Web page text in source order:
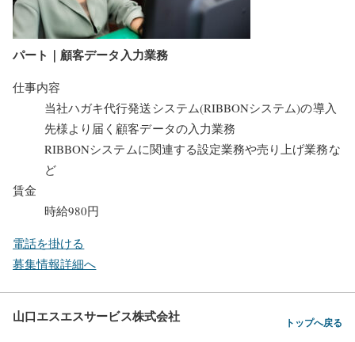
パート｜顧客データ入力業務
仕事内容
当社ハガキ代行発送システム(RIBBONシステム)の導入
先様より届く顧客データの入力業務
RIBBONシステムに関連する設定業務や売り上げ業務な
ど
賃金
時給980円
電話を掛ける
募集情報詳細へ
山口エスエスサービス株式会社 トップへ戻る